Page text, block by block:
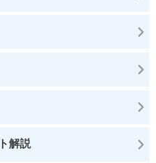
解説